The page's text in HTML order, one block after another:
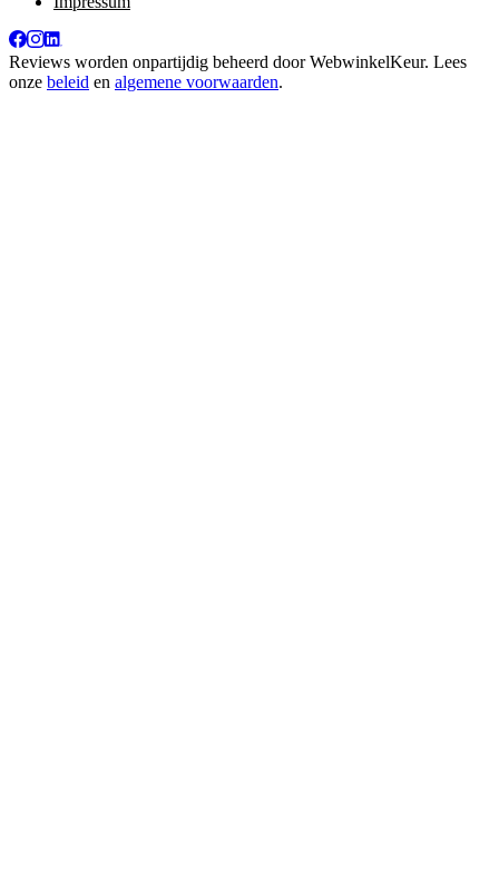
Reviews worden onpartijdig beheerd doorWebwinkelKeur. Lees
onze beleid en algemene voorwaarden.